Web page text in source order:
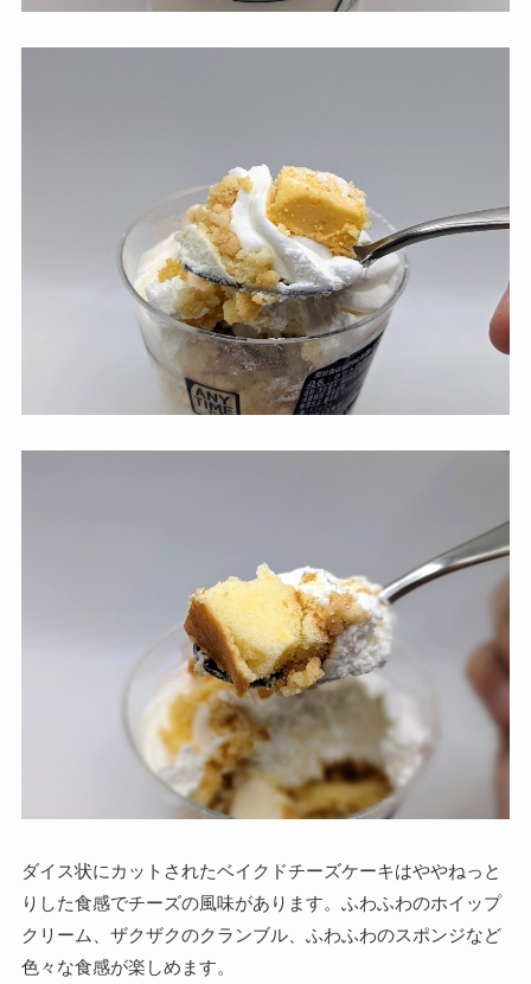
ダイス状にカットされたベイクドチーズケーキはややねっと
りした食感でチーズの風味があります。ふわふわのホイップ
クリーム、ザクザクのクランブル、ふわふわのスポンジなど
色々な食感が楽しめます。